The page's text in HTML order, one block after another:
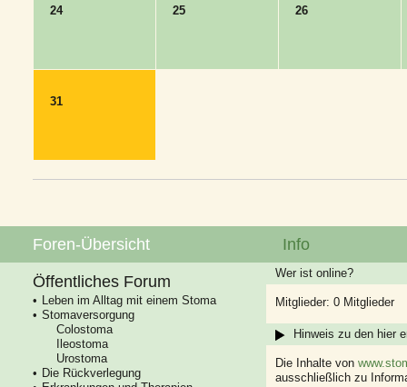
24 25 26
31
Foren-Übersicht
Öffentliches Forum
Leben im Alltag mit einem Stoma
Stomaversorgung
Colostoma
Ileostoma
Urostoma
Die Rückverlegung
Info
Wer ist online?
Mitglieder: 0 Mitglieder
Hinweis zu den hier
Die Inhalte von
ausschließlich zu